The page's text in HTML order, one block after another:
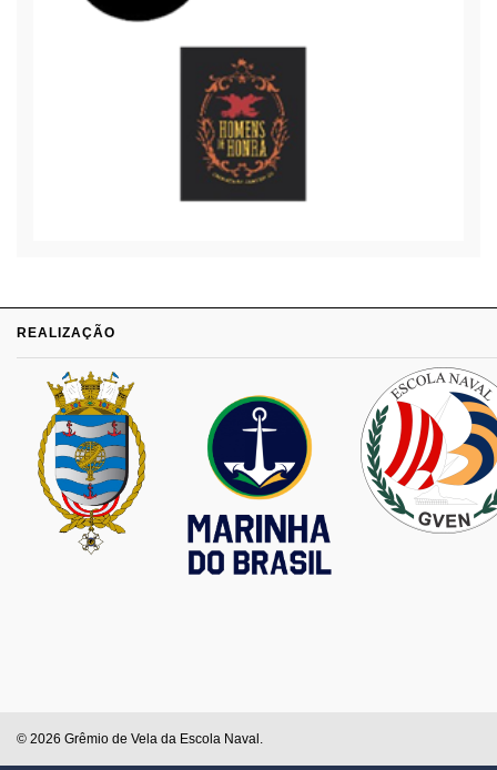
REALIZAÇÃO
© 2026 Grêmio de Vela da Escola Naval.